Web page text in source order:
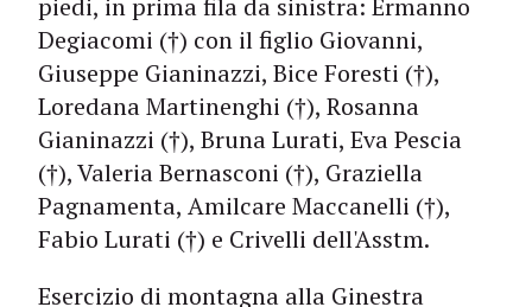
piedi, in prima fila da sinistra: Ermanno
Degiacomi (†) con il figlio Giovanni,
Giuseppe Gianinazzi, Bice Foresti (†),
Loredana Martinenghi (†), Rosanna
Gianinazzi (†), Bruna Lurati, Eva Pescia
(†), Valeria Bernasconi (†), Graziella
Pagnamenta, Amilcare Maccanelli (†),
Fabio Lurati (†) e Crivelli dell'Asstm.
Esercizio di montagna alla Ginestra